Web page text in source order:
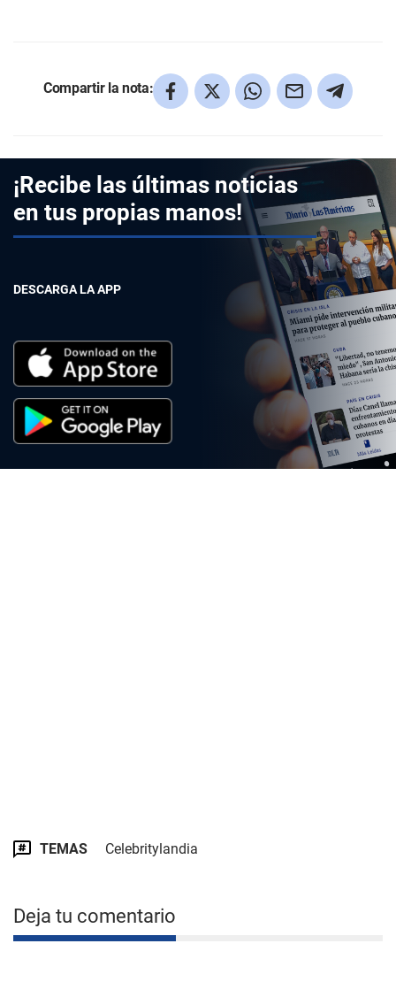
Compartir la nota:
¡Recibe las últimas noticias
en tus propias manos!
DESCARGA LA APP
TEMAS Celebritylandia
Deja tu comentario